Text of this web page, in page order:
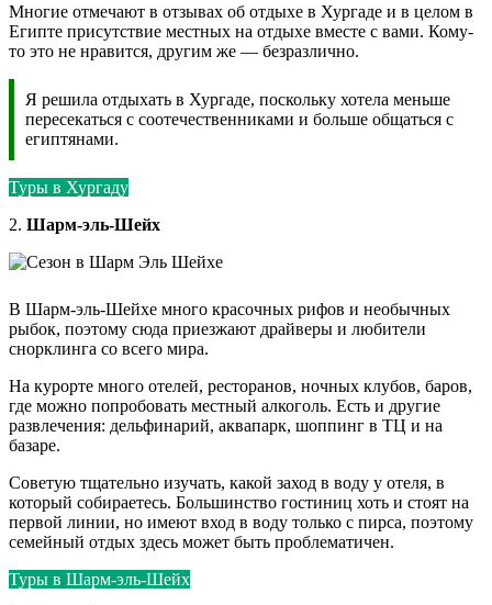
Многие отмечают в отзывах об отдыхе в Хургаде и в целом в
Египте присутствие местных на отдыхе вместе с вами. Кому-
то это не нравится, другим же — безразлично.
Я решила отдыхать в Хургаде, поскольку хотела меньше
пересекаться с соотечественниками и больше общаться с
египтянами.
Туры в Хургаду
2. Шарм-эль-Шейх
В Шарм-эль-Шейхе много красочных рифов и необычных
рыбок, поэтому сюда приезжают драйверы и любители
снорклинга со всего мира.
На курорте много отелей, ресторанов, ночных клубов, баров,
где можно попробовать местный алкоголь. Есть и другие
развлечения: дельфинарий, аквапарк, шоппинг в ТЦ и на
базаре.
Советую тщательно изучать, какой заход в воду у отеля, в
который собираетесь. Большинство гостиниц хоть и стоят на
первой линии, но имеют вход в воду только с пирса, поэтому
семейный отдых здесь может быть проблематичен.
Туры в Шарм-эль-Шейх